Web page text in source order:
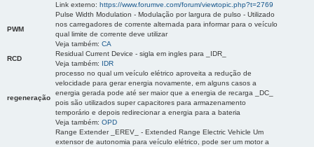
Link externo: https://www.forumve.com/forum/viewtopic.php?t=2769
PWM
Pulse Width Modulation - Modulação por largura de pulso - Utilizado
nos carregadores de corrente alternada para informar para o veículo
qual limite de corrente deve utilizar
Veja também: CA
RCD
Residual Current Device - sigla em ingles para _IDR_
Veja também: IDR
regeneração
processo no qual um veículo elétrico aproveita a redução de
velocidade para gerar energia novamente, em alguns casos a
energia gerada pode até ser maior que a energia de recarga _DC_
pois são utilizados super capacitores para armazenamento
temporário e depois redirecionar a energia para a bateria
Veja também: OPD
Range Extender _EREV_ - Extended Range Electric Vehicle Um
extensor de autonomia para veículo elétrico, pode ser um motor a